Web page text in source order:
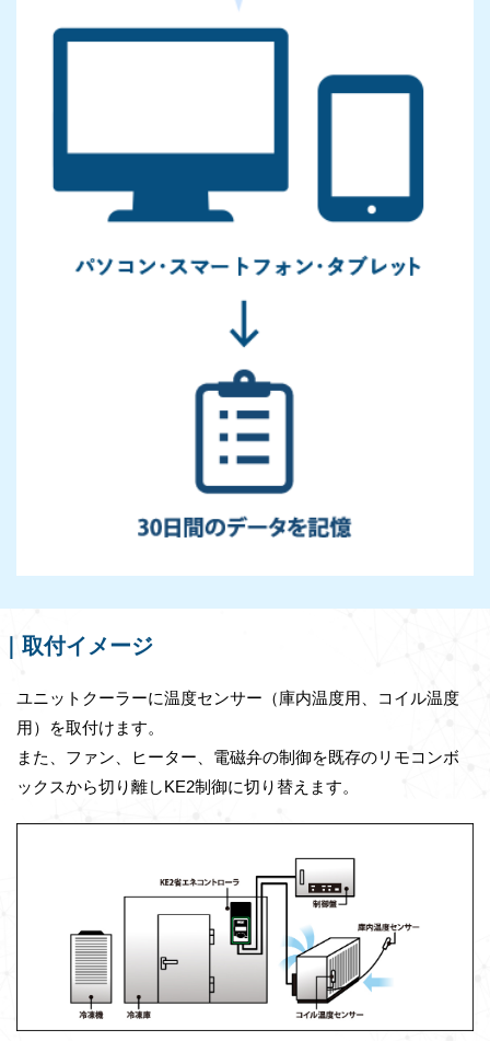
取付イメージ
ユニットクーラーに温度センサー（庫内温度用、コイル温度
用）を取付けます。
また、ファン、ヒーター、電磁弁の制御を既存のリモコンボ
ックスから切り離しKE2制御に切り替えます。